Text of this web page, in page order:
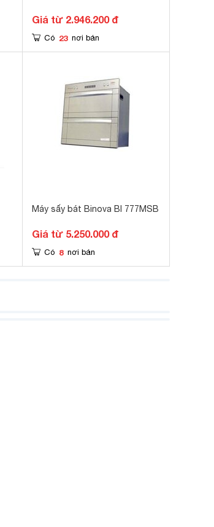
Giá từ 2.946.200 đ
Có 23 nơi bán
Máy sấy bát Binova BI 777MSB
Giá từ 5.250.000 đ
Có 8 nơi bán